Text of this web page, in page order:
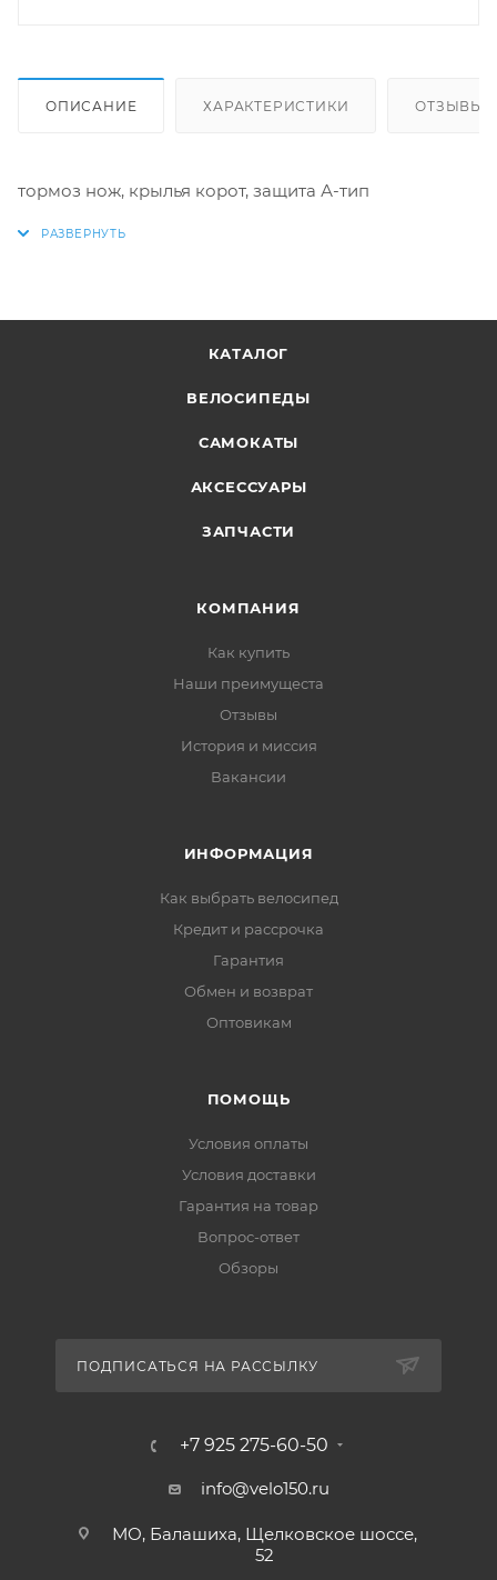
ОПИСАНИЕ ХАРАКТЕРИСТИКИ ОТЗЫВЫ
тормоз нож, крылья корот, защита А-тип
КАТАЛОГ
ВЕЛОСИПЕДЫ
САМОКАТЫ
АКСЕССУАРЫ
ЗАПЧАСТИ
КОМПАНИЯ
Как купить
Наши преимущеста
Отзывы
История и миссия
Вакансии
ИНФОРМАЦИЯ
Как выбрать велосипед
Кредит и рассрочка
Гарантия
Обмен и возврат
Оптовикам
ПОМОЩЬ
Условия оплаты
Условия доставки
Гарантия на товар
Вопрос-ответ
Обзоры
ПОДПИСАТЬСЯ НА РАССЫЛКУ
+7 925 275-60-50
info@velo150.ru
МО, Балашиха, Щелковское шоссе,
52